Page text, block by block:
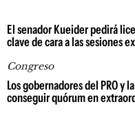
El senador Kueider pedirá
clave de cara a las sesiones
Congreso
Los gobernadores del PRO y
conseguir quórum en